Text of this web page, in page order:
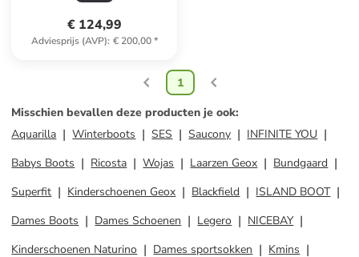
€ 124,99
Adviesprijs (AVP): € 200,00*
1
Misschien bevallen deze producten je ook:
Aquarilla
Winterboots SES Saucony
INFINITE YOU
Babys Boots
Ricosta Wojas Laarzen Geox
Bundgaard
Superfit
Kinderschoenen Geox Blackfield
ISLAND BOOT
Dames Boots
Dames Schoenen Legero
NICEBAY
Kinderschoenen Naturino
Dames sportsokken
Kmins